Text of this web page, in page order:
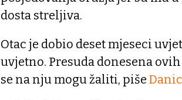
dosta streljiva.
Otac je dobio deset mjeseci
uvjetno. Presuda donesena
se na nju mogu žaliti, piše